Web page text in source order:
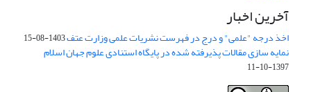
آخرین اخبار
اخذ درجه "علمی" و درج در فهرست نشریات علمی وزارت عتف1403-08-15
نمایه سازی مقالات پذیرفته شده در پایگاه استنادی علوم جهان اسلام
1397-10-11